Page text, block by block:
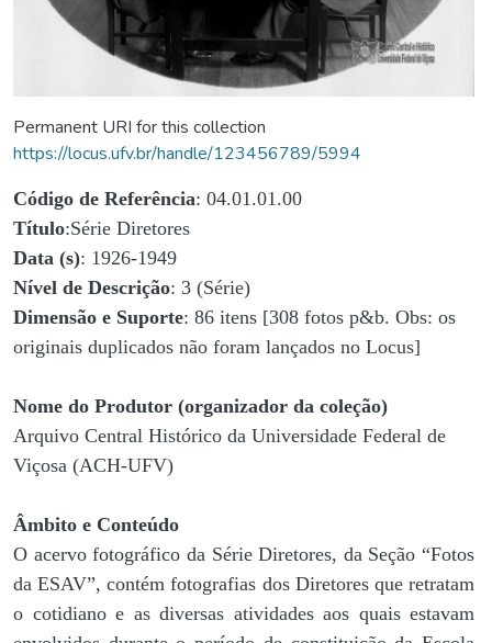
Permanent URI for this collection
https://locus.ufv.br/handle/123456789/5994
Código de Referência: 04.01.01.00
Título:Série Diretores
Data (s): 1926-1949
Nível de Descrição: 3 (Série)
Dimensão e Suporte: 86 itens [308 fotos p&b. Obs: os
originais duplicados não foram lançados no Locus]
Nome do Produtor (organizador da coleção)
Arquivo Central Histórico da Universidade Federal de
Viçosa (ACH-UFV)
Âmbito e Conteúdo
O acervo fotográfico da Série Diretores, da Seção “Fotos
da ESAV”, contém fotografias dos Diretores que retratam
o cotidiano e as diversas atividades aos quais estavam